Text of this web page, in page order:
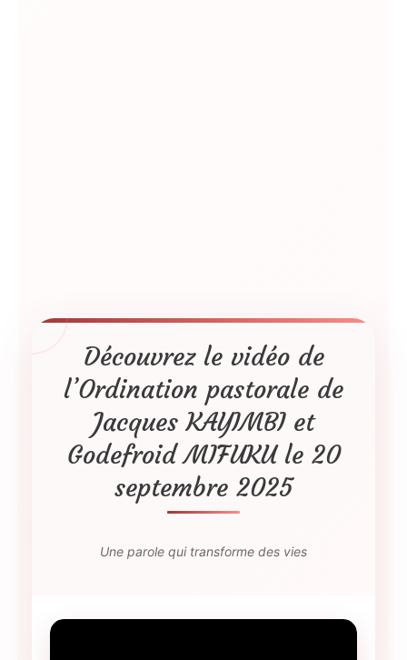
Découvrez le vidéo de
l’Ordination pastorale de
Jacques KAYIMBI et
Godefroid MIFUKU le 20
septembre 2025
Une parole qui transforme des vies